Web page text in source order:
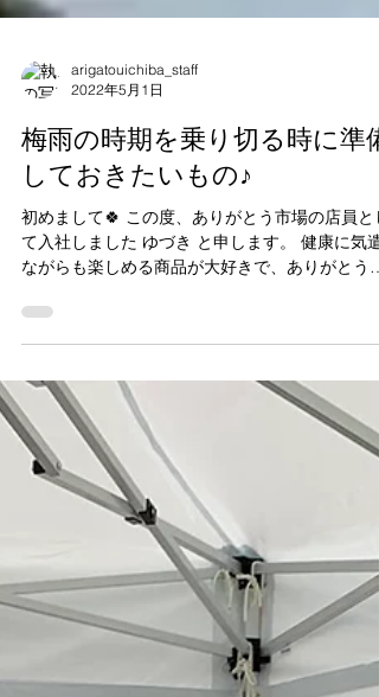
arigatouichiba_staff
2022年5月1日
梅雨の時期を乗り切る時に準備
しておきたいもの♪
初めまして🍀 この度、ありがとう市場の店員とし
ながらも楽しめる商品が大好きで、ありがとう市
場に初めて足を運んだ時、とてもワクワクしたこ
とを覚えています♪ みなさまにもこのワクワクを
しでもお届けできたらとっても嬉しいです。...